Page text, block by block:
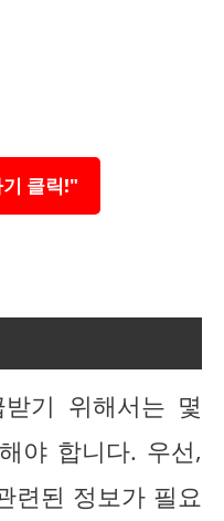
클릭!"
기 위해서는 몇
야 합니다. 우선,
련된 정보가 필요